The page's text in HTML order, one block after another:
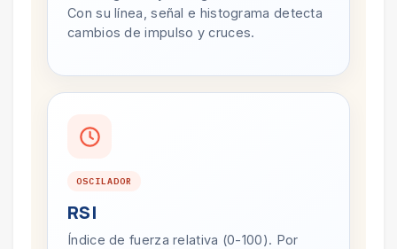
Con su línea, señal e histograma detecta
cambios de impulso y cruces.
OSCILADOR
RSI
Índice de fuerza relativa (0-100). Por